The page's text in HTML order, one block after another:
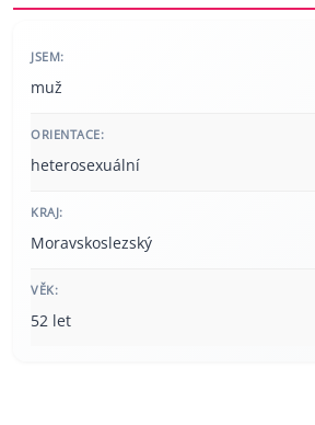
JSEM:
muž
ORIENTACE:
heterosexuální
KRAJ:
Moravskoslezský
VĚK:
52 let